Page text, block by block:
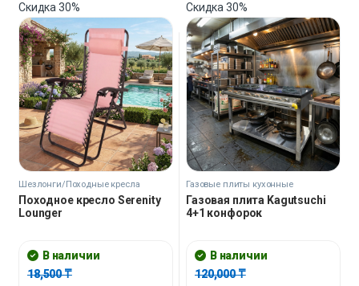
Скидка30%
Шезлонги/Походные кресла
Походное кресло Serenity
Lounger
В наличии
18,500₸
Скидка30%
Газовые плиты кухонные
Газовая плита Kagutsuchi
4+1 конфорок
В наличии
120,000₸